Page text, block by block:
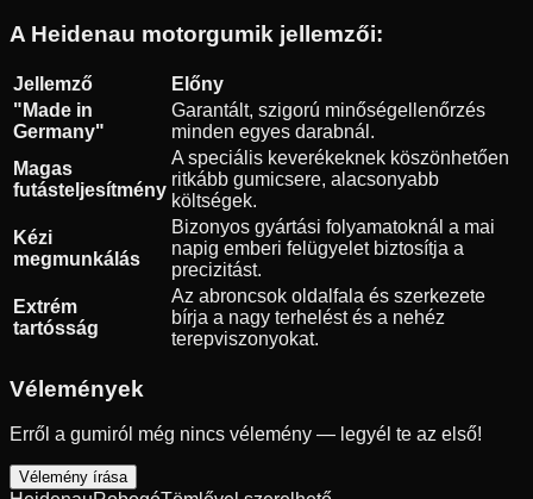
A Heidenau motorgumik jellemzői:
Jellemző
Előny
"Made in
Germany"
Garantált, szigorú minőségellenőrzés
minden egyes darabnál.
Magas
futásteljesítmény
A speciális keverékeknek köszönhetően
ritkább gumicsere, alacsonyabb
költségek.
Kézi
megmunkálás
Bizonyos gyártási folyamatoknál a mai
napig emberi felügyelet biztosítja a
precizitást.
Extrém
tartósság
Az abroncsok oldalfala és szerkezete
bírja a nagy terhelést és a nehéz
terepviszonyokat.
Vélemények
Erről a gumiról még nincs vélemény — legyél te az első!
Vélemény írása